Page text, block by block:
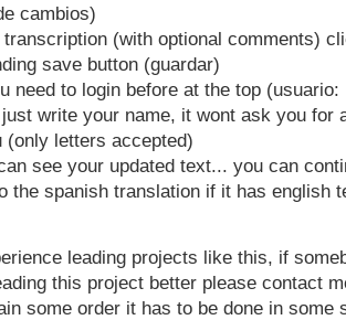
cambios)
(with optional comments)
save button (guardar)
need to login before at the top (usuario:
write your name, it wont ask you for
(only letters accepted)
see your updated text... you can
the spanish translation if it has english
leading projects like this, if
this project better please contact
some order it has to be done in some